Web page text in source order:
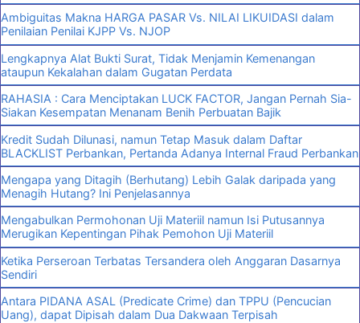
Ambiguitas Makna HARGA PASAR Vs. NILAI LIKUIDASI dalam
Penilaian Penilai KJPP Vs. NJOP
Lengkapnya Alat Bukti Surat, Tidak Menjamin Kemenangan
ataupun Kekalahan dalam Gugatan Perdata
RAHASIA : Cara Menciptakan LUCK FACTOR, Jangan Pernah Sia-
Siakan Kesempatan Menanam Benih Perbuatan Bajik
Kredit Sudah Dilunasi, namun Tetap Masuk dalam Daftar
BLACKLIST Perbankan, Pertanda Adanya Internal Fraud Perbankan
Mengapa yang Ditagih (Berhutang) Lebih Galak daripada yang
Menagih Hutang? Ini Penjelasannya
Mengabulkan Permohonan Uji Materiil namun Isi Putusannya
Merugikan Kepentingan Pihak Pemohon Uji Materiil
Ketika Perseroan Terbatas Tersandera oleh Anggaran Dasarnya
Sendiri
Antara PIDANA ASAL (Predicate Crime) dan TPPU (Pencucian
Uang), dapat Dipisah dalam Dua Dakwaan Terpisah